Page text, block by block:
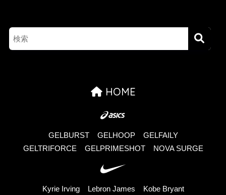
HOME
GELBURST GELHOOP
GELFAILY
GELTRIFORCE
GELPRIMESHOT NOVA SURGE
Kyrie Irving Lebron James
Kobe Bryant